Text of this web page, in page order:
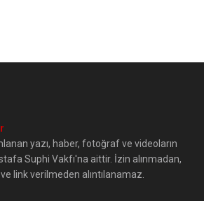
yazı, haber, fotoğraf ve videoların
Suphi Vakfı'na aittir. İzin alınmadan,
link verilmeden alıntılanamaz.